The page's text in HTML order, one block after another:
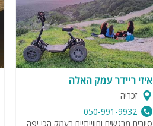
איזי ריידר עמק האלה
זכריה
050-991-9932
סיורים מרגשים וחווייתיים בעמק הכי יפה